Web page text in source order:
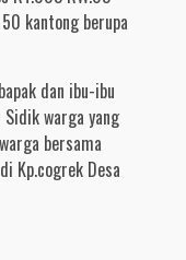
kantong berupa
dan ibu-ibu
Sidik warga yang
bersama
Kp.cogrek Desa